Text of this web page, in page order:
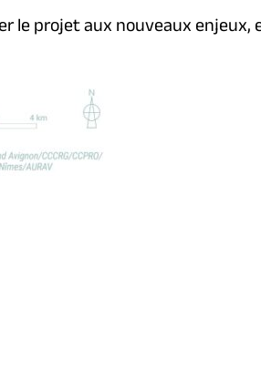
le projet aux nouveaux enjeux,